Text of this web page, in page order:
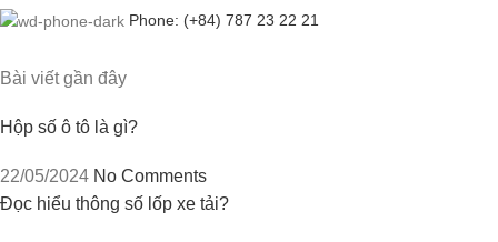
Phone: (+84) 787 23 22 21
Bài viết gần đây
Hộp số ô tô là gì?
22/05/2024 No Comments
Đọc hiểu thông số lốp xe tải?